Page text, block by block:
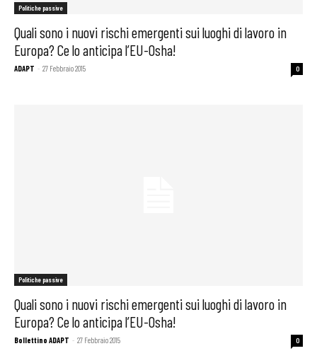
Politiche passive
Quali sono i nuovi rischi emergenti sui luoghi di lavoro in
Europa? Ce lo anticipa l’EU-Osha!
ADAPT - 27 Febbraio 2015 0
Politiche passive
Quali sono i nuovi rischi emergenti sui luoghi di lavoro in
Europa? Ce lo anticipa l’EU-Osha!
Bollettino ADAPT - 27 Febbraio 2015 0